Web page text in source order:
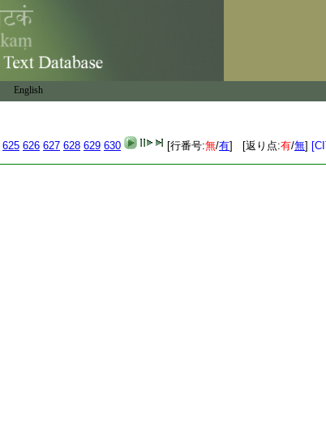
English
625 626 627 628 629 630 [行番号:無/有] [返り点:有/無]